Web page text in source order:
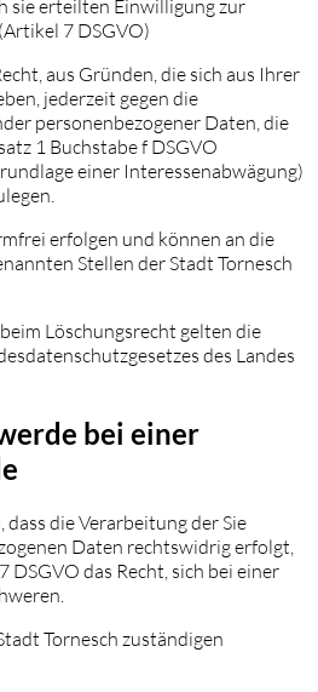
sie erteilten Einwilligung zur
7 DSGVO)
aus Gründen, die sich aus Ihrer
jederzeit gegen die
personenbezogener Daten, die
1 Buchstabe f DSGVO
einer Interessenabwägung)
erfolgen und können an die
Stellen der Stadt Tornesch
Löschungsrecht gelten die
des Landes
bei einer
die Verarbeitung der Sie
Daten rechtswidrig erfolgt,
DSGVO das Recht, sich bei einer
Tornesch zuständigen